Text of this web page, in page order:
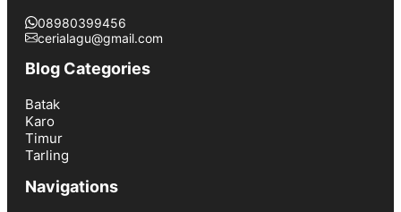
08980399456
cerialagu@gmail.com
Blog Categories
Batak
Karo
Timur
Tarling
Navigations